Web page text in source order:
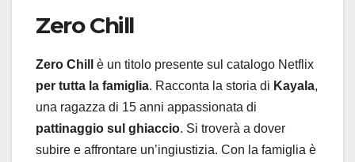
Zero Chill
Zero Chill
è un titolo presente sul catalogo Netflix
per tutta la famiglia. Racconta la storia di Kayala,
una ragazza di 15 anni appassionata di
pattinaggio sul ghiaccio. Si troverà a dover
subire e affrontare un’ingiustizia. Con la famiglia è